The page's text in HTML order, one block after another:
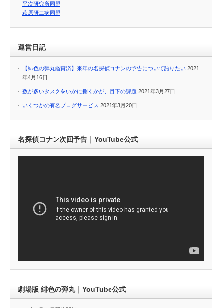
平次研究所同盟
萩原研二病同盟
運営日記
【緋色の弾丸鑑賞済】来年の名探偵コナンの予告について語りたい 2021
年4月16日
数が多いタスクをいかに捌くかが、目下の課題 2021年3月27日
いくつかの有名ブログサービス 2021年3月20日
名探偵コナン次回予告｜YouTube公式
劇場版 緋色の弾丸｜YouTube公式